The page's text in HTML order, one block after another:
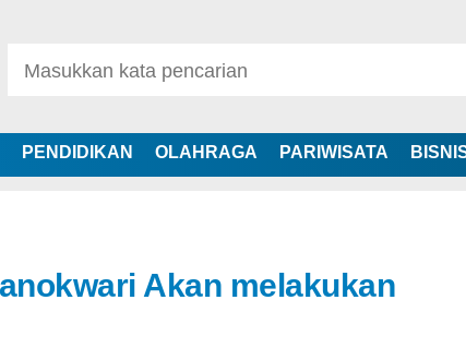
PENDIDIKAN OLAHRAGA PARIWISATA
Akan melakukan